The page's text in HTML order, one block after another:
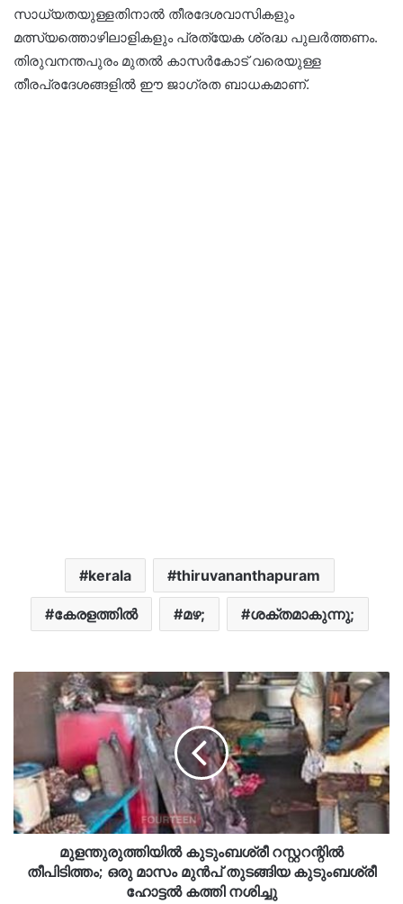
സാധ്യതയുള്ളതിനാൽ തീരദേശവാസികളും
മത്സ്യത്തൊഴിലാളികളും പ്രത്യേക ശ്രദ്ധ പുലർത്തണം.
തിരുവനന്തപുരം മുതൽ കാസർകോട് വരെയുള്ള
തീരപ്രദേശങ്ങളിൽ ഈ ജാഗ്രത ബാധകമാണ്.
kerala thiruvananthapuram
കേരളത്തിൽ മഴ; ശക്തമാകുന്നു;
മുളന്തുരുത്തിയിൽ കുടുംബശ്രീ റസ്റ്ററന്റിൽ
തീപിടിത്തം; ഒരു മാസം മുൻപ് തുടങ്ങിയ കുടുംബശ്രീ
ഹോട്ടൽ കത്തി നശിച്ചു